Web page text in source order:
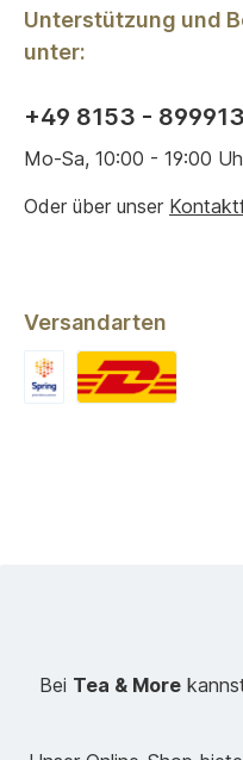
Unterstützung und
unter:
+49 8153 -
Mo-Sa, 10:00 - 19:00
Oder über unser
Versandarten
Bei Tea & More